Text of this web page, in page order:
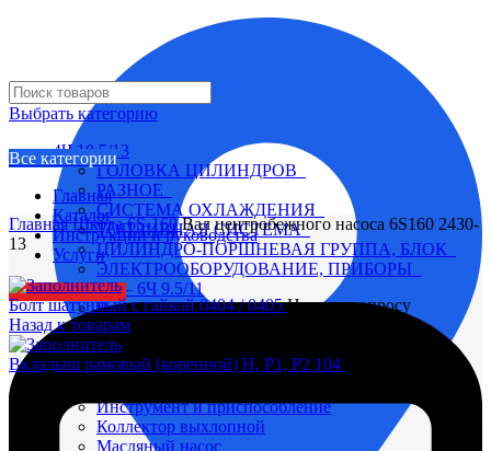
Выбрать категорию
4Ч 10,5/13
ГОЛОВКА ЦИЛИНДРОВ
РАЗНОЕ
СИСТЕМА ОХЛАЖДЕНИЯ
ТОПЛИВНАЯ СИСТЕМА
ЦИЛИНДРО-ПОРШНЕВАЯ ГРУППА, БЛОК
ЭЛЕКТРООБОРУДОВАНИЕ, ПРИБОРЫ
4Ч 8,5/11 – 6Ч 9.5/11
Вал коленчатый
Вал распределительный
Водяной насос
Глушитель
Инструмент и приспособление
Коллектор выхлопной
Масляный насос
Все категории
Главная
Каталог
Инструкции и руководства
Услуги
Заказать детали
ГлавнаяШкода 6S-160Вал центробежного насоса 6S160 2430-
13
Болт шатунный с гайкой 0404 / 0405Цена по запросу
Назад к товарам
Вкладыш рамовый (коренной) Н, Р1, Р2 104 Цена по запросу
Увеличить